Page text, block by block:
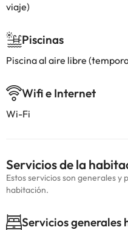
viaje)
Piscinas
Piscina al aire libre
Wifi e Internet
Wi-Fi
Servicios de la
Estos servicios son generales y
habitación.
Servicios generales